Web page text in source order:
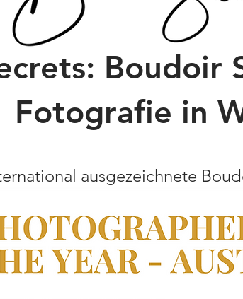
Boudoir
Fotografie in
ausgezeichnete Boud